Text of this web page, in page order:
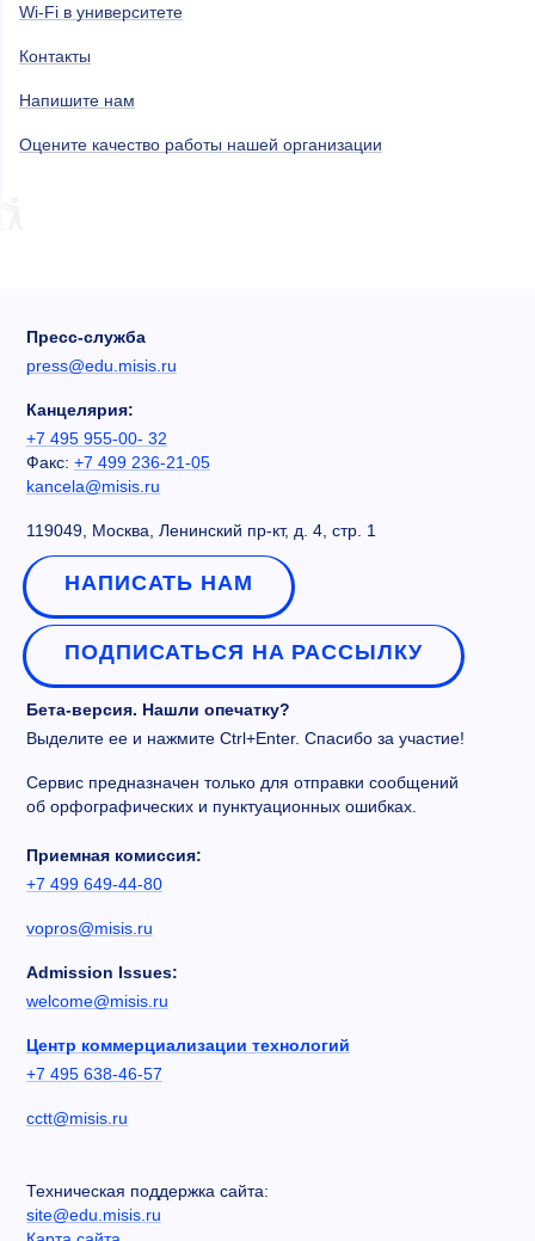
Wi-Fi в университете
Контакты
Напишите нам
Оцените качество работы нашей организации
Пресс-служба
press@edu.misis.ru
Канцелярия:
+7 495 955-00- 32
Факс: +7 499 236-21-05
kancela@misis.ru
119049, Москва, Ленинский пр-кт, д. 4, стр. 1
НАПИСАТЬ НАМ
ПОДПИСАТЬСЯ НА РАССЫЛКУ
Бета-версия. Нашли опечатку?
Выделите ее и нажмите Ctrl+Enter. Спасибо за участие!
Сервис предназначен только для отправки сообщений
об орфографических и пунктуационных ошибках.
Приемная комиссия:
+7 499 649-44-80
vopros@misis.ru
Admission Issues:
welcome@misis.ru
Центр коммерциализации технологий
+7 495 638-46-57
cctt@misis.ru
Техническая поддержка сайта:
site@edu.misis.ru